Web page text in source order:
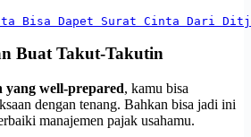
Bisa Dapet Surat Cinta Dari
Buat Takut-Takutin
yang well-prepared, kamu bisa
dengan tenang. Bahkan bisa jadi ini
manajemen pajak usahamu.